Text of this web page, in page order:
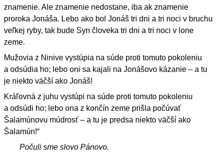
znamenie. Ale znamenie nedostane, iba ak znamenie
proroka Jonáša. Lebo ako bol Jonáš tri dni a tri noci v bruchu
veľkej ryby, tak bude Syn človeka tri dni a tri noci v lone
zeme.
Mužovia z Ninive vystúpia na súde proti tomuto pokoleniu
a odsúdia ho; lebo oni sa kajali na Jonášovo kázanie – a tu
je niekto väčší ako Jonáš!
Kráľovná z juhu vystúpi na súde proti tomuto pokoleniu
a odsúdi ho; lebo ona z končín zeme prišla počúvať
Šalamúnovu múdrosť – a tu je predsa niekto väčší ako
Šalamún!“
Počuli sme slovo Pánovo.